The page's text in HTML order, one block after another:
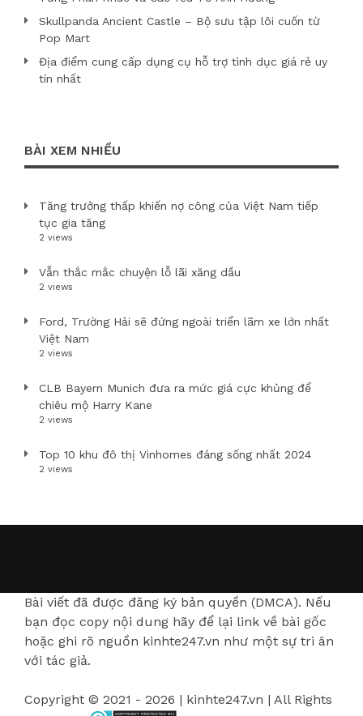
Skullpanda Ancient Castle – Bộ sưu tập lôi cuốn từ
Pop Mart
Địa điểm cung cấp dụng cụ hỗ trợ tình dục giá rẻ uy
tín nhất
BÀI XEM NHIỀU
Tăng trưởng thấp khiến nợ công của Việt Nam tiếp
tục gia tăng
2 views
Vẫn thắc mắc chuyện lỗ lãi xăng dầu
2 views
Ford, Trường Hải sẽ đứng ngoài triển lãm xe lớn nhất
Việt Nam
2 views
CLB Bayern Munich đưa ra mức giá cực khủng để
chiêu mộ Harry Kane
2 views
Top 10 khu đô thị Vinhomes đáng sống nhất 2024
2 views
Bài viết đã được đăng ký bản quyền (DMCA). Nếu
bạn đọc copy nội dung hãy để lại link về bài gốc
hoặc ghi rõ nguồn kinhte247.vn như một sự tri ân
với tác giả.
Copyright © 2021 - 2026 | kinhte247.vn | All Rights